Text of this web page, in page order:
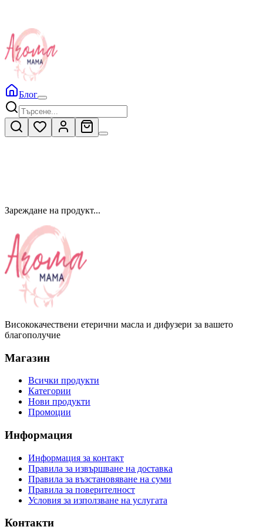
Блог
Зареждане на продукт...
Висококачествени етерични масла и дифузери за вашето
благополучие
Магазин
Всички продукти
Категории
Нови продукти
Промоции
Информация
Информация за контакт
Правила за извършване на доставка
Правила за възстановяване на суми
Правила за поверителност
Условия за използване на услугата
Контакти